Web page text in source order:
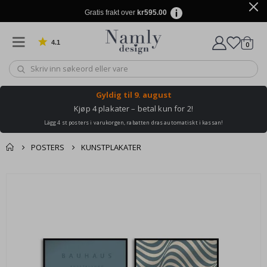
Gratis frakt over kr595.00
4.1 Basert på 1030 stemmer 0varer
Gyldig til 9. august
Kjøp 4 plakater – betal kun for 2!
Lägg 4 st posters i varukorgen, rabatten dras automatiskt i kassan!
POSTERS KUNSTPLAKATER